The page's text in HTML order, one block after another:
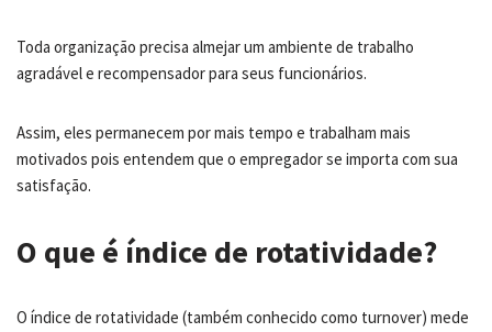
Toda organização precisa almejar um ambiente de trabalho
agradável e recompensador para seus funcionários.
Assim, eles permanecem por mais tempo e trabalham mais
motivados pois entendem que o empregador se importa com sua
satisfação.
O que é índice de rotatividade?
O índice de rotatividade (também conhecido como turnover) mede